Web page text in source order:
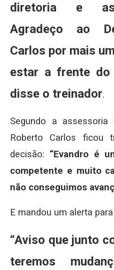
diretoria e
Agradeço ao
Carlos por mais
estar a frente do
disse o treinador.
Segundo a
Roberto Carlos ficou
decisão: “Evandro é
competente e muito
não conseguimos
E mandou um alerta
“Aviso que junto
teremos